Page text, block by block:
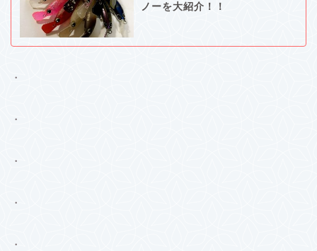
ノーを大紹介！！
・
・
・
・
・